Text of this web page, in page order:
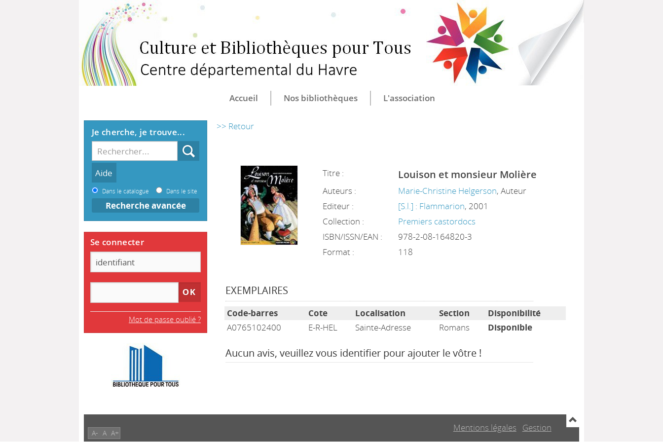
CULTURE ET BIBLIOTHÈQUES POUR TOUS
CENTRE DÉPARTEMENTAL DU HAVRE
Accueil Nos bibliothèques L'association
>> Retour
Titre : Louison et monsieur Molière
Auteurs : Marie-Christine Helgerson, Auteur
Editeur :
[S.l.] : Flammarion, 2001
Collection :
Premiers castordocs
ISBN/ISSN/EAN :
978-2-08-164820-3
Format :
118
EXEMPLAIRES
Code-barres Cote Localisation Section
Disponibilité
A0765102400
E-R-HEL Sainte-Adresse Romans Disponible
Aucun avis, veuillez vous identifier pour ajouter le vôtre !
Je cherche, je trouve...
Dans le catalogue Dans le site
Recherche avancée
Se connecter
Mot de passe oublié ?
Mentions légales Gestion
A- A A+